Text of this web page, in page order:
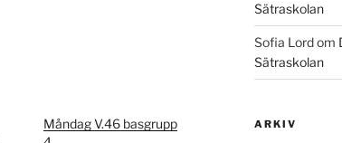
Måndag V.46 basgrupp
Sätraskolan
Sofia Lordom
Sätraskolan
ARKIV